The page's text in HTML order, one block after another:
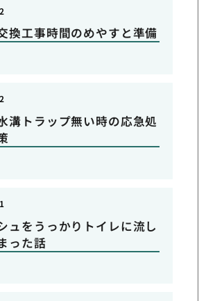
換工事時間のめやすと準備
溝トラップ無い時の応急処
ュをうっかりトイレに流し
った話